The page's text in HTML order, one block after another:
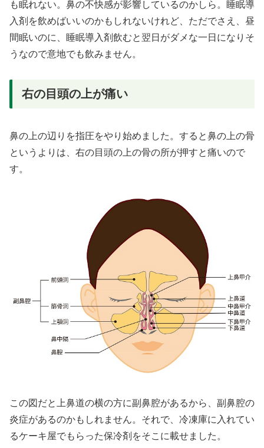
も眠れない。鼻の不快感が影響しているのかしら。睡眠導
入剤を飲めばいいのかもしれないけれど、ただでさえ、昼
間眠いのに、睡眠導入剤飲むと翌日がダメな一日になりそ
うなので意地でも飲みません。
右の目頭の上が痛い
鼻の上の辺りを指圧をやり始めました。すると鼻の上の骨
というよりは、右の目頭の上の骨の所が押すと痛いので
す。
この図だと上鼻道の横の方に副鼻腔があるから、副鼻腔の
炎症があるのかもしれません。それで、冷凍庫に入れてい
るケーキ屋でもらった保冷剤をそこに載せました。